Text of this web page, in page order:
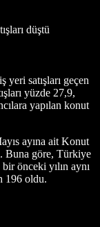
düştü
satışları geçen
yüzde 27,9,
yapılan konut
ayına ait Konut
Buna göre, Türkiye
önceki yılın aynı
196 oldu.